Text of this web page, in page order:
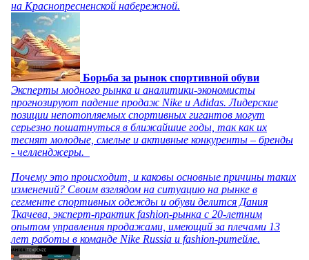
на Краснопресненской набережной.
Борьба за рынок спортивной обуви
Эксперты модного рынка и аналитики-экономисты
прогнозируют падение продаж Nike и Adidas. Лидерские
позиции непотопляемых спортивных гигантов могут
серьезно пошатнуться в ближайшие годы, так как их
теснят молодые, смелые и активные конкуренты – бренды
- челленджеры.
Почему это происходит, и каковы основные причины таких
изменений? Своим взглядом на ситуацию на рынке в
сегменте спортивных одежды и обуви делится Дания
Ткачева, эксперт-практик fashion-рынка с 20-летним
опытом управления продажами, имеющий за плечами 13
лет работы в команде Nike Russia и fashion-ритейле.